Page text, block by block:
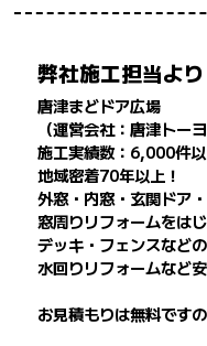
弊社施工担当より
唐津まどドア広場
（運営会社：唐津トー
施工実績数：6,000件
地域密着70年以上！
外窓・内窓・玄関ドア
窓周りリフォームをは
デッキ・フェンスなど
水回りリフォームなど
お見積もりは無料です